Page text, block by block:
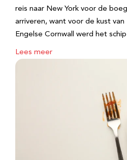
reis naar New York voor de
arriveren, want voor de kust van
Engelse Cornwall werd het
Lees meer